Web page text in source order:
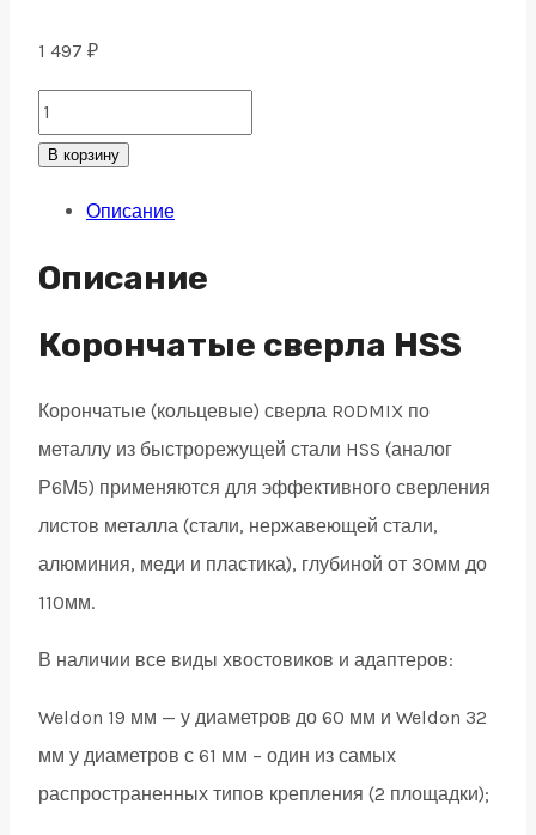
1 497 ₽
HSS
Корончатое
weldon
quantity
В корзину
Описание
Описание
Корончатые сверла HSS
Корончатые (кольцевые) сверла RODMIX по
металлу из быстрорежущей стали HSS (аналог
Р6М5) применяются для эффективного сверления
листов металла (стали, нержавеющей стали,
алюминия, меди и пластика), глубиной от 30мм до
110мм.
В наличии все виды хвостовиков и адаптеров:
Weldon 19 мм — у диаметров до 60 мм и Weldon 32
мм у диаметров с 61 мм – один из самых
распространенных типов крепления (2 площадки);